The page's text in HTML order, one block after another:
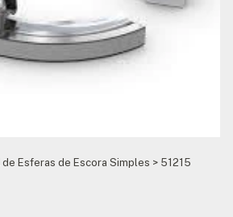
de Esferas de Escora Simples > 51215